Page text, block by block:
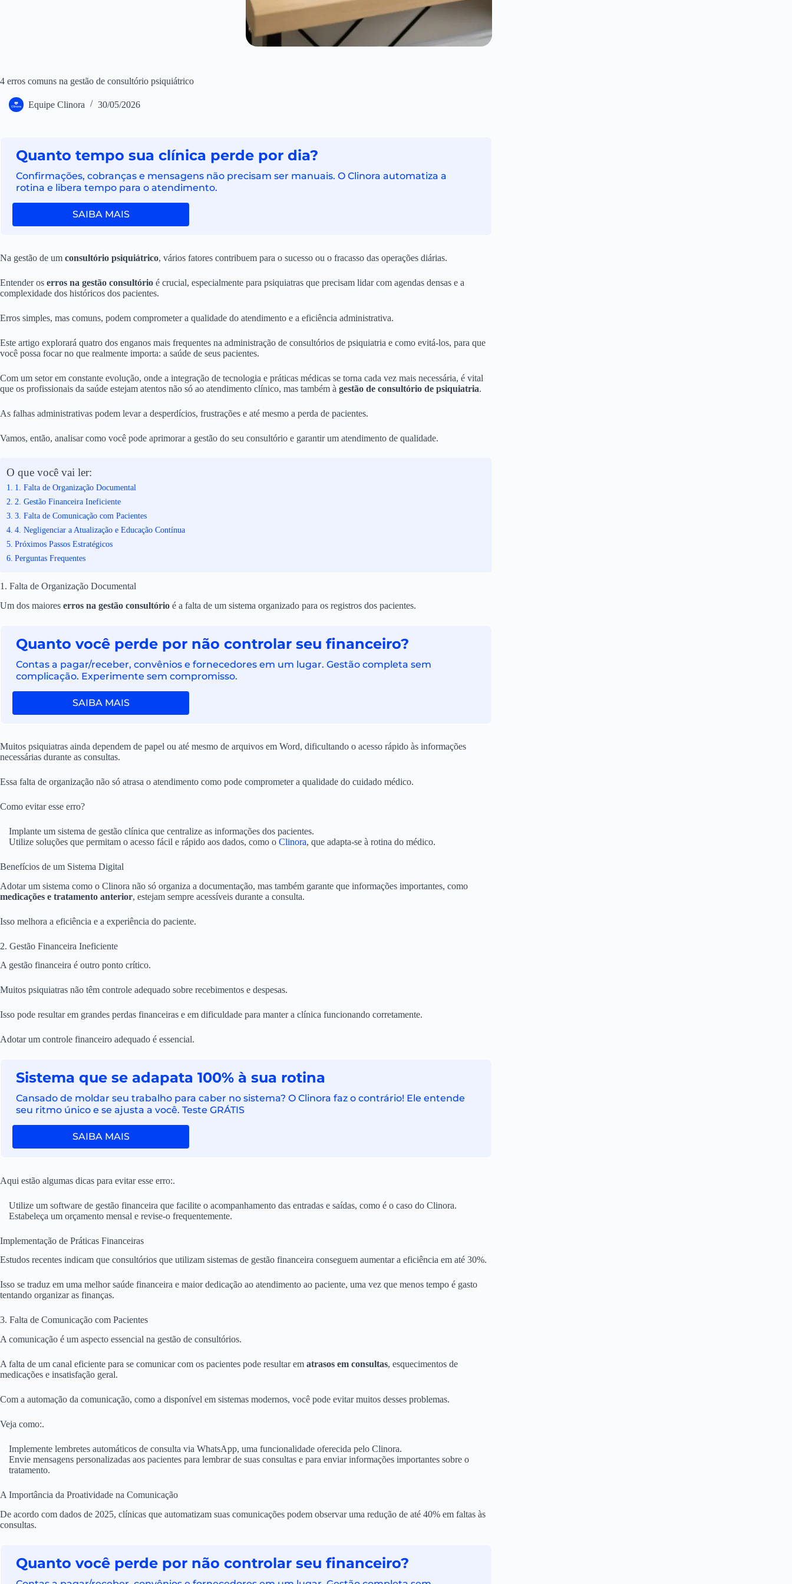
4 erros comuns na gestão de consultório psiquiátrico
Equipe Clinora 30/05/2026
Quanto tempo sua clínica perde por dia?
Confirmações, cobranças e mensagens não precisam ser manuais. O Clinora automatiza a
rotina e libera tempo para o atendimento.
SAIBA MAIS
Na gestão de um consultório psiquiátrico, vários fatores contribuem para o sucesso ou o fracasso das operações diárias.
Entender os erros na gestão consultório é crucial, especialmente para psiquiatras que precisam lidar com agendas densas e a
complexidade dos históricos dos pacientes.
Erros simples, mas comuns, podem comprometer a qualidade do atendimento e a eficiência administrativa.
Este artigo explorará quatro dos enganos mais frequentes na administração de consultórios de psiquiatria e como evitá-los, para que
você possa focar no que realmente importa: a saúde de seus pacientes.
Com um setor em constante evolução, onde a integração de tecnologia e práticas médicas se torna cada vez mais necessária, é vital
que os profissionais da saúde estejam atentos não só ao atendimento clínico, mas também à gestão de consultório de psiquiatria.
As falhas administrativas podem levar a desperdícios, frustrações e até mesmo a perda de pacientes.
Vamos, então, analisar como você pode aprimorar a gestão do seu consultório e garantir um atendimento de qualidade.
O que você vai ler:
1. Falta de Organização Documental
2. Gestão Financeira Ineficiente
3. Falta de Comunicação com Pacientes
4. Negligenciar a Atualização e Educação Contínua
Próximos Passos Estratégicos
Perguntas Frequentes
1. Falta de Organização Documental
Um dos maiores erros na gestão consultório é a falta de um sistema organizado para os registros dos pacientes.
Quanto você perde por não controlar seu financeiro?
Contas a pagar/receber, convênios e fornecedores em um lugar. Gestão completa sem
complicação. Experimente sem compromisso.
SAIBA MAIS
Muitos psiquiatras ainda dependem de papel ou até mesmo de arquivos em Word, dificultando o acesso rápido às informações
necessárias durante as consultas.
Essa falta de organização não só atrasa o atendimento como pode comprometer a qualidade do cuidado médico.
Como evitar esse erro?
Implante um sistema de gestão clínica que centralize as informações dos pacientes.
Utilize soluções que permitam o acesso fácil e rápido aos dados, como o Clinora, que adapta-se à rotina do médico.
Benefícios de um Sistema Digital
Adotar um sistema como o Clinora não só organiza a documentação, mas também garante que informações importantes, como
medicações e tratamento anterior, estejam sempre acessíveis durante a consulta.
Isso melhora a eficiência e a experiência do paciente.
2. Gestão Financeira Ineficiente
A gestão financeira é outro ponto crítico.
Muitos psiquiatras não têm controle adequado sobre recebimentos e despesas.
Isso pode resultar em grandes perdas financeiras e em dificuldade para manter a clínica funcionando corretamente.
Adotar um controle financeiro adequado é essencial.
Sistema que se adapata 100% à sua rotina
Cansado de moldar seu trabalho para caber no sistema? O Clinora faz o contrário! Ele entende
seu ritmo único e se ajusta a você. Teste GRÁTIS
SAIBA MAIS
Aqui estão algumas dicas para evitar esse erro:.
Utilize um software de gestão financeira que facilite o acompanhamento das entradas e saídas, como é o caso do Clinora.
Estabeleça um orçamento mensal e revise-o frequentemente.
Implementação de Práticas Financeiras
Estudos recentes indicam que consultórios que utilizam sistemas de gestão financeira conseguem aumentar a eficiência em até 30%.
Isso se traduz em uma melhor saúde financeira e maior dedicação ao atendimento ao paciente, uma vez que menos tempo é gasto
tentando organizar as finanças.
3. Falta de Comunicação com Pacientes
A comunicação é um aspecto essencial na gestão de consultórios.
A falta de um canal eficiente para se comunicar com os pacientes pode resultar em atrasos em consultas, esquecimentos de
medicações e insatisfação geral.
Com a automação da comunicação, como a disponível em sistemas modernos, você pode evitar muitos desses problemas.
Veja como:.
Implemente lembretes automáticos de consulta via WhatsApp, uma funcionalidade oferecida pelo Clinora.
Envie mensagens personalizadas aos pacientes para lembrar de suas consultas e para enviar informações importantes sobre o
tratamento.
A Importância da Proatividade na Comunicação
De acordo com dados de 2025, clínicas que automatizam suas comunicações podem observar uma redução de até 40% em faltas às
consultas.
Quanto você perde por não controlar seu financeiro?